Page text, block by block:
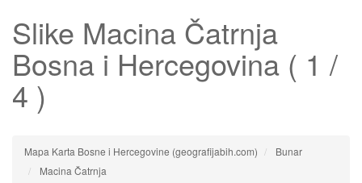
Slike Macina Čatrnja
Bosna i Hercegovina ( 1 /
4 )
Mapa Karta Bosne i Hercegovine (geografijabih.com)
Bunar
Macina Čatrnja